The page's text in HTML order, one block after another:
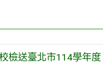
檢送臺北市114學年